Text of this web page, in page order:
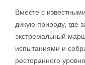
Вместе с
дикую природу, где
экстремальный
испытаниями и
ресторанного